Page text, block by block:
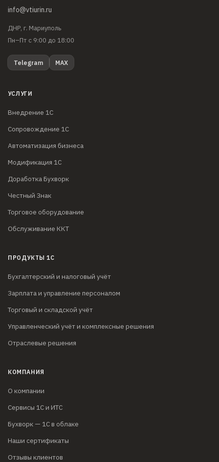
info@vtiurin.ru
ДНР, г. Мариуполь
Пн–Пт с 9:00 до 18:00
Telegram MAX
УСЛУГИ
Внедрение 1С
Сопровождение 1С
Автоматизация бизнеса
Модификация 1С
Доработка Бухворк
Честный Знак
Торговое оборудование
Обслуживание ККТ
ПРОДУКТЫ 1С
Бухгалтерский и налоговый учёт
Зарплата и управление персоналом
Торговый и складской учёт
Управленческий учёт и комплексные решения
Отраслевые решения
КОМПАНИЯ
О компании
Сервисы 1С и ИТС
Бухворк — 1С в облаке
Наши сертификаты
Отзывы клиентов